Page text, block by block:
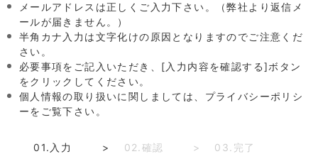
メールアドレスは正しくご入力下さい。（弊社より返信メ
ールが届きません。）
半角カナ入力は文字化けの原因となりますのでご注意くだ
さい。
必要事項をご記入いただき、[入力内容を確認する]ボタン
をクリックしてください。
個人情報の取り扱いに関しましては、プライバシーポリシ
ーをご覧下さい。
01.入力 02.確認 03.完了